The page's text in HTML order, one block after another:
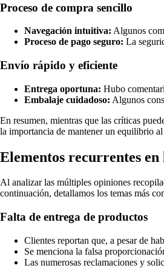
Proceso de compra sencillo
Navegación intuitiva: Algunos
Proceso de pago seguro: La
Envío rápido y eficiente
Entrega oportuna: Hubo
Embalaje cuidadoso: Algunos
En resumen, mientras que las críticas
la importancia de mantener un equilibrio
Elementos recurrentes en
Al analizar las múltiples opiniones
continuación, detallamos los temas más
Falta de entrega de productos
Clientes reportan que, a pesar de
Se menciona la falsa
Las numerosas reclamaciones y